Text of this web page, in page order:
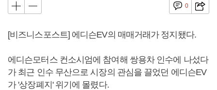
0
[비즈니스포스트] 에디슨EV의 매매거래가 정지됐다.
에디슨모터스 컨소시엄에 참여해 쌍용차 인수에 나섰다
가 최근 인수 무산으로 시장의 관심을 끌었던 에디슨EV
가 '상장폐지' 위기에 몰렸다.